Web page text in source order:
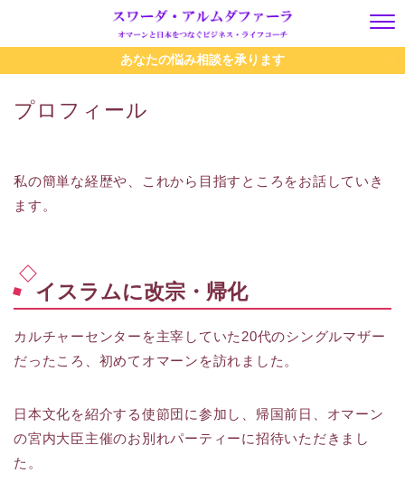
あなたの悩み相談を承ります
プロフィール
私の簡単な経歴や、これから目指すところをお話していき
ます。
イスラムに改宗・帰化
カルチャーセンターを主宰していた20代のシングルマザー
だったころ、初めてオマーンを訪れました。
日本文化を紹介する使節団に参加し、帰国前日、オマーン
の宮内大臣主催のお別れパーティーに招待いただきまし
た。